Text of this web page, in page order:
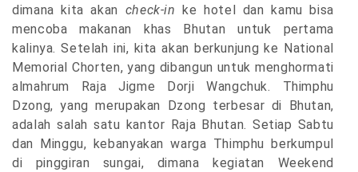
dimana kita akan check-in ke hotel dan kamu bisa
mencoba makanan khas Bhutan untuk pertama
kalinya. Setelah ini, kita akan berkunjung ke National
Memorial Chorten, yang dibangun untuk menghormati
almahrum Raja Jigme Dorji Wangchuk. Thimphu
Dzong, yang merupakan Dzong terbesar di Bhutan,
adalah salah satu kantor Raja Bhutan. Setiap Sabtu
dan Minggu, kebanyakan warga Thimphu berkumpul
di pinggiran sungai, dimana kegiatan Weekend